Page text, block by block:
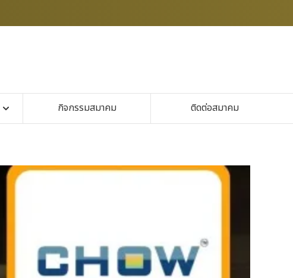
กิจกรรมสมาคม ติดต่อสมาคม